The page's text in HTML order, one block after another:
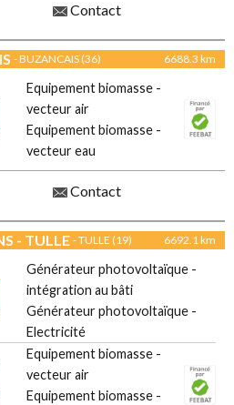
Contact
- BUZANCAIS (36) 6688.3 km
Equipement biomasse -
vecteur air
Equipement biomasse -
vecteur eau
Contact
- TULLE- TULLE (19) 6692.1 km
Générateur photovoltaïque -
intégration au bâti
Générateur photovoltaïque -
Electricité
Equipement biomasse -
vecteur air
Equipement biomasse -